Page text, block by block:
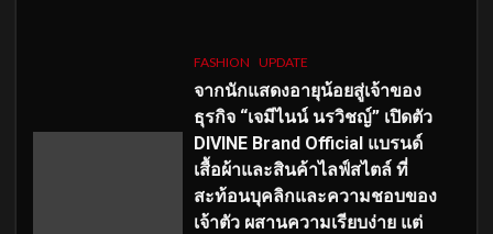
FASHION UPDATE
จากนักแสดงอายุน้อยสู่เจ้าของ
ธุรกิจ “เจมีไนน์ นรวิชญ์” เปิดตัว
DIVINE Brand Official แบรนด์
เสื้อผ้าและสินค้าไลฟ์สไตล์ ที่
สะท้อนบุคลิกและความชอบของ
เจ้าตัว ผสานความเรียบง่าย แต่